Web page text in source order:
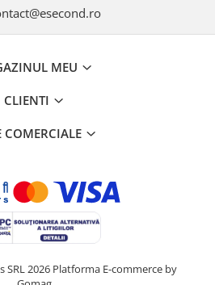
MEU
CLIENTI
COMERCIALE
2026 Platforma E-commerce by